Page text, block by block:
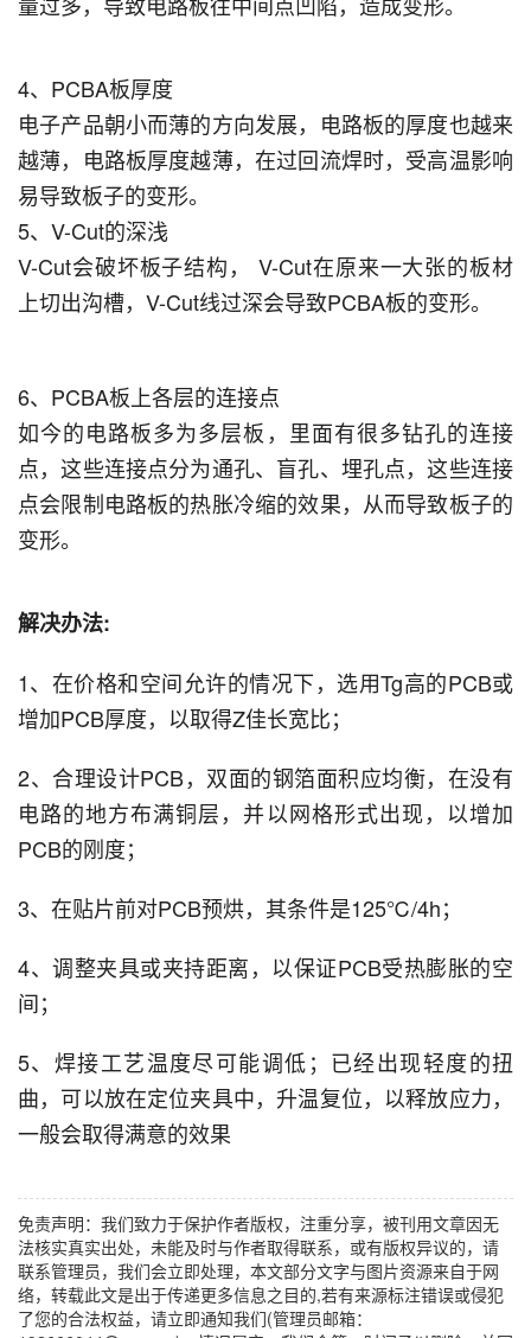
4、PCBA板厚度
电子产品朝小而薄的方向发展，电路板的厚度也越来
越薄，电路板厚度越薄，在过回流焊时，受高温影响
易导致板子的变形。
5、V-Cut的深浅
V-Cut会破坏板子结构， V-Cut在原来一大张的板材
上切出沟槽，V-Cut线过深会导致PCBA板的变形。
6、PCBA板上各层的连接点
如今的电路板多为多层板，里面有很多钻孔的连接
点，这些连接点分为通孔、盲孔、埋孔点，这些连接
点会限制电路板的热胀冷缩的效果，从而导致板子的
变形。
解决办法:
1、在价格和空间允许的情况下，选用Tg高的PCB或
增加PCB厚度，以取得Z佳长宽比；
2、合理设计PCB，双面的钢箔面积应均衡，在没有
电路的地方布满铜层，并以网格形式出现，以增加
PCB的刚度；
3、在贴片前对PCB预烘，其条件是125℃/4h；
4、调整夹具或夹持距离，以保证PCB受热膨胀的空
间；
5、焊接工艺温度尽可能调低；已经出现轻度的扭
曲，可以放在定位夹具中，升温复位，以释放应力，
一般会取得满意的效果
免责声明：我们致力于保护作者版权，注重分享，被刊用文章因无
法核实真实出处，未能及时与作者取得联系，或有版权异议的，请
联系管理员，我们会立即处理，本文部分文字与图片资源来自于网
络，转载此文是出于传递更多信息之目的,若有来源标注错误或侵犯
了您的合法权益，请立即通知我们(管理员邮箱：